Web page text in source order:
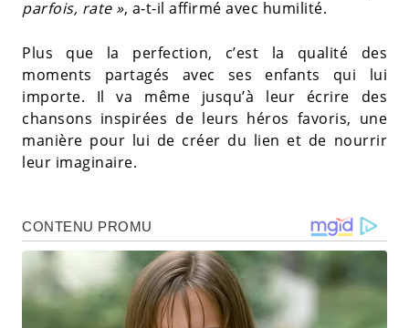
parfois, rate », a-t-il affirmé avec humilité.
Plus que la perfection, c’est la qualité des
moments partagés avec ses enfants qui lui
importe. Il va même jusqu’à leur écrire des
chansons inspirées de leurs héros favoris, une
manière pour lui de créer du lien et de nourrir
leur imaginaire.